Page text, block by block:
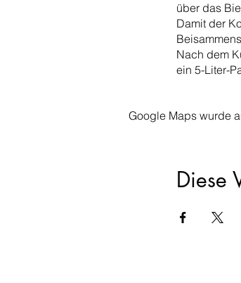
über das
Damit der
Nach dem
ein 5-Liter-
Google Maps wurde
Diese